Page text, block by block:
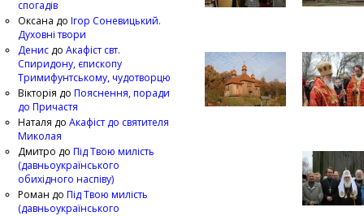
спогадів
Оксана до Ігор Соневицький.
Духовні твори
Денис до Акафіст свт.
Спиридону, єпископу
Тримифунтському, чудотворцю
Вікторія до Пояснення, поради
до Причастя
Наталя до Акафіст до святителя
Миколая
Дмитро до Під Твою милість
(давньоукраїнського
обихідного наспіву)
Роман до Під Твою милість
(давньоукраїнського